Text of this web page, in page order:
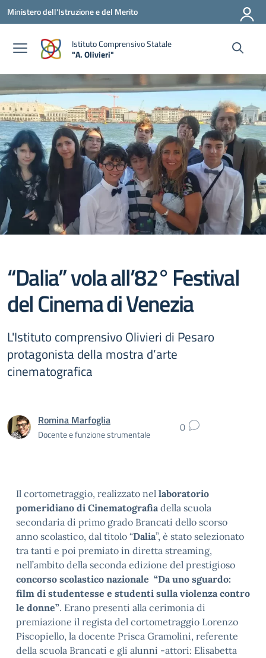
Vai ai contenuti
Vai al menu di navigazione
Vai al footer
Ministero dell'Istruzione e del Merito
Istituto Comprensivo Statale
"A. Olivieri"
“Dalia” vola all’82° Festival
del Cinema di Venezia
L'Istituto comprensivo Olivieri di Pesaro
protagonista della mostra d’arte
cinematografica
Romina Marfoglia
Docente e funzione strumentale 0
Il cortometraggio, realizzato nel laboratorio
pomeridiano di Cinematografiadella scuola
secondaria di primo grado Brancati dello scorso
anno scolastico, dal titolo “Dalia”, è stato selezionato
tra tanti e poi premiato in diretta streaming,
nell’ambito della seconda edizione del prestigioso
concorso scolastico nazionale “Da uno sguardo:
film di studentesse e studenti sulla violenza contro
le donne”. Erano presenti alla cerimonia di
premiazione il regista del cortometraggio Lorenzo
Piscopiello, la docente Prisca Gramolini, referente
della scuola Brancati e gli alunni -attori: Elisabetta